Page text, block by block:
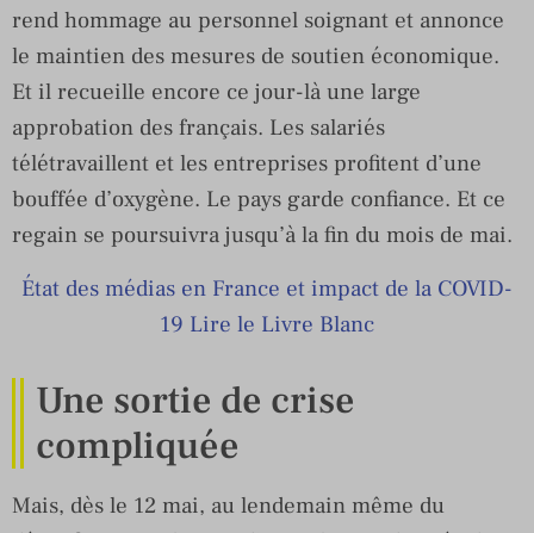
rend hommage au personnel soignant et annonce
le maintien des mesures de soutien économique.
Et il recueille encore ce jour-là une large
approbation des français. Les salariés
télétravaillent et les entreprises profitent d’une
bouffée d’oxygène. Le pays garde confiance. Et ce
regain se poursuivra jusqu’à la fin du mois de mai.
État des médias en France et impact de la COVID-
19 Lire le Livre Blanc
Une sortie de crise
compliquée
Mais, dès le 12 mai, au lendemain même du